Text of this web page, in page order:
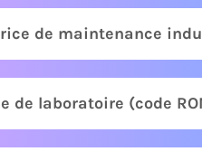
de maintenance
de laboratoire (code